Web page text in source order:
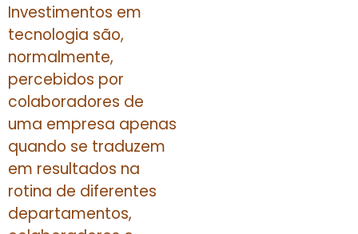
Investimentos em
tecnologia são,
normalmente,
percebidos por
colaboradores de
uma empresa apenas
quando se traduzem
em resultados na
rotina de diferentes
departamentos,